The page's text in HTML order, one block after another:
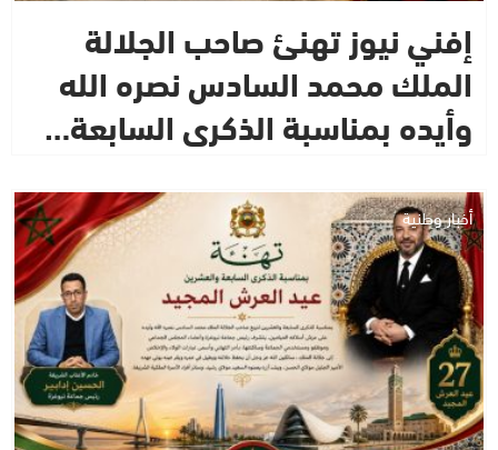
إفني نيوز تهنئ صاحب الجلالة
الملك محمد السادس نصره الله
وأيده بمناسبة الذكرى السابعة…
أخبار وطنية